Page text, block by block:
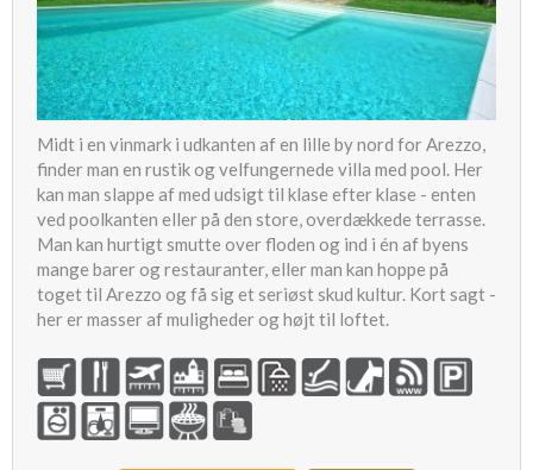
Midt i en vinmark i udkanten af en lille by nord for Arezzo,
finder man en rustik og velfungernede villa med pool. Her
kan man slappe af med udsigt til klase efter klase - enten
ved poolkanten eller på den store, overdækkede terrasse.
Man kan hurtigt smutte over floden og ind i én af byens
mange barer og restauranter, eller man kan hoppe på
toget til Arezzo og få sig et seriøst skud kultur. Kort sagt -
her er masser af muligheder og højt til loftet.